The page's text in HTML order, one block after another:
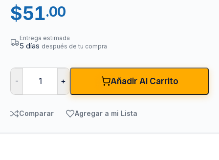
$51.00
Entrega estimada
5 días después de tu compra
- + Añadir Al Carrito
Comparar Agregar a mi Lista